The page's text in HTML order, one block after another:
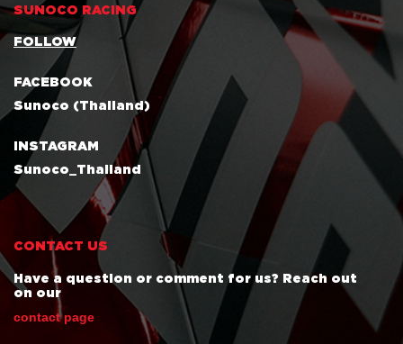
SUNOCO RACING
FOLLOW
FACEBOOK
Sunoco (Thailand)
INSTAGRAM
Sunoco_Thailand
CONTACT US
Have a question or comment for us? Reach out
on our
contact page